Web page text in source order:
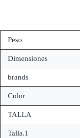
Peso
Dimensiones
brands
Color
TALLA
Talla.1